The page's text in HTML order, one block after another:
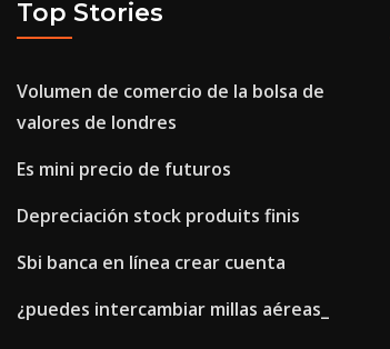
Top Stories
Volumen de comercio de la bolsa de
valores de londres
Es mini precio de futuros
Depreciación stock produits finis
Sbi banca en línea crear cuenta
¿puedes intercambiar millas aéreas_